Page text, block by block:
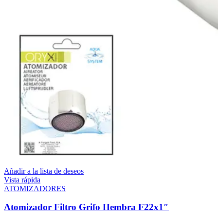
Añadir a la lista de deseos
Vista rápida
ATOMIZADORES
Atomizador Filtro Grifo Hembra F22x1″